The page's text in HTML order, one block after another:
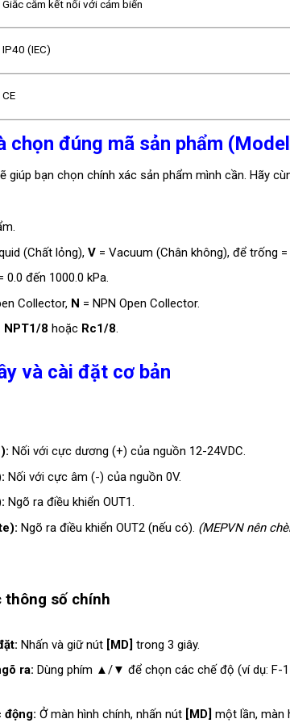
Giắc cắm kết nối với cảm biến
IP40 (IEC)
CE
chọn đúng mã sản phẩm
bạn chọn chính xác sản phẩm mình cần. Hãy
(Chất lỏng), V= Vacuum (Chân không), để trống =
0.0 đến 1000.0 kPa.
Collector, N = NPN Open Collector.
NPT1/8 hoặc Rc1/8.
và cài đặt cơ bản
Nối với cực dương (+) của nguồn 12-24VDC.
Nối với cực âm (-) của nguồn 0V.
Ngõ ra điều khiển OUT1.
Ngõ ra điều khiển OUT2 (nếu có). (MEPVN nên
thông số chính
Nhấn và giữ nút [MD] trong 3 giây.
ra: Dùng phím ▲/▼ để chọn các chế độ (ví dụ: F-
động: Ở màn hình chính, nhấn nút [MD] một lần, màn